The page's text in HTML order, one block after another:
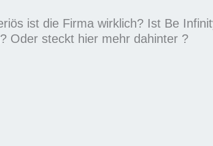
ist die Firma wirklich? Ist Be
Oder steckt hier mehr dahinter ?